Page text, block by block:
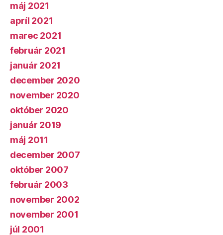
máj 2021
apríl 2021
marec 2021
február 2021
január 2021
december 2020
november 2020
október 2020
január 2019
máj 2011
december 2007
október 2007
február 2003
november 2002
november 2001
júl 2001